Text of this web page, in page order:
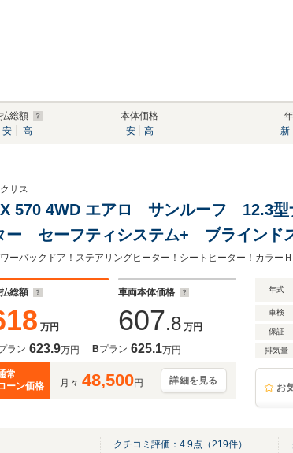
総額
安
高
本体価格
安
高
新
サス
570 4WD エアロ サンルーフ 12.3型
ー セーフティシステム+ ブライン
革シート ETC2.0 レーダークルーズ
総額
万円
車両本体価格
607.8 万円
ラン 623.9万円 Bプラン 625.1万円
常
ーン価格
月々 48,500円 詳細を見る
年式
車検
保証
排気量
お
クチコミ評価： 4.9点（219件）